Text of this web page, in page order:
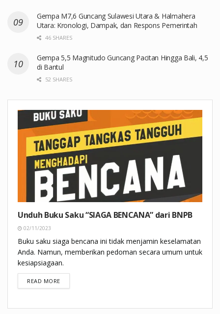
Gempa M7,6 Guncang Sulawesi Utara & Halmahera
Utara: Kronologi, Dampak, dan Respons Pemerintah
46 SHARES
Gempa 5,5 Magnitudo Guncang Pacitan Hingga Bali, 4,5
di Bantul
52 SHARES
Unduh Buku Saku “SIAGA BENCANA” dari BNPB
02/11/2023
Buku saku siaga bencana ini tidak menjamin keselamatan
Anda. Namun, memberikan pedoman secara umum untuk
kesiapsiagaan.
READ MOREDETAILS